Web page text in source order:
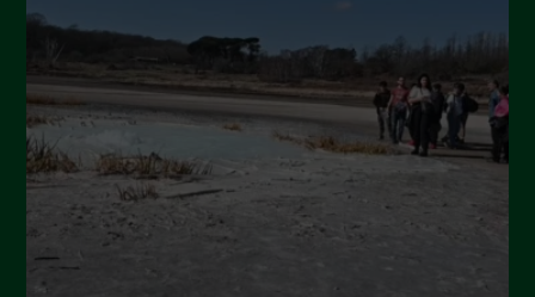
Settembre 2024
Luglio 2024
Maggio 2024
Aprile 2024
Marzo 2024
Febbraio 2024